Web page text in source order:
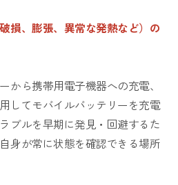
損、膨張、異常な発熱など）の
から携帯用電子機器への充電、
してモバイルバッテリーを充電
ブルを早期に発見・回避するた
身が常に状態を確認できる場所